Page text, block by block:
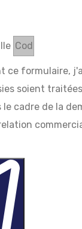
ce formulaire,
soient
le cadre de la